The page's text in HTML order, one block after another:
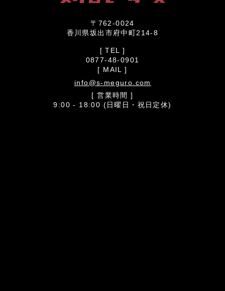
〒762-0024
香川県坂出市府中町214-8
[ TEL ]
0877-48-0901
[ MAIL ]
info@s-meguro.com
[ 営業時間 ]
9:00 - 18:00 (日曜日・祝日定休)